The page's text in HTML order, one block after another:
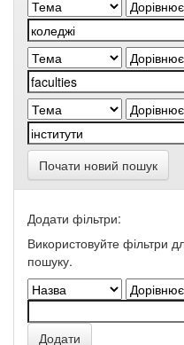
Почати новий пошук
Додати фільтри:
Використовуйте фільтри
пошуку.